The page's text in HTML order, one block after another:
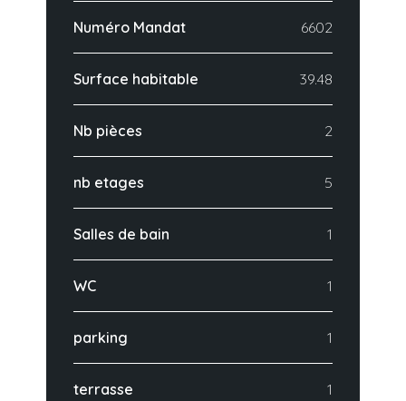
Numéro Mandat 6602
Surface habitable 39.48
Nb pièces 2
nb etages 5
Salles de bain 1
WC 1
parking 1
terrasse 1